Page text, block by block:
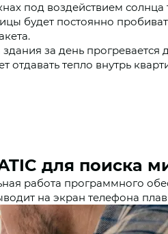
под воздействием солнца
будет постоянно
за день прогревается
отдавать тепло внутрь
для поиска
работа программного
на экран телефона